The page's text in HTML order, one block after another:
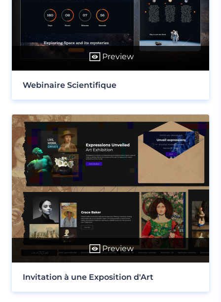
Preview
Webinaire Scientifique
Preview
Invitation à une Exposition d'Art